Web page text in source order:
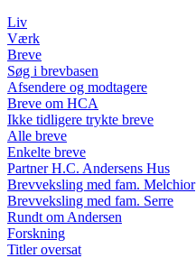
Liv
Værk
Breve
Søg i brevbasen
Afsendere og modtagere
Breve om HCA
Ikke tidligere trykte breve
Alle breve
Enkelte breve
Partner H.C. Andersens Hus
Brevveksling med fam. Melchior
Brevveksling med fam. Serre
Rundt om Andersen
Forskning
Titler oversat